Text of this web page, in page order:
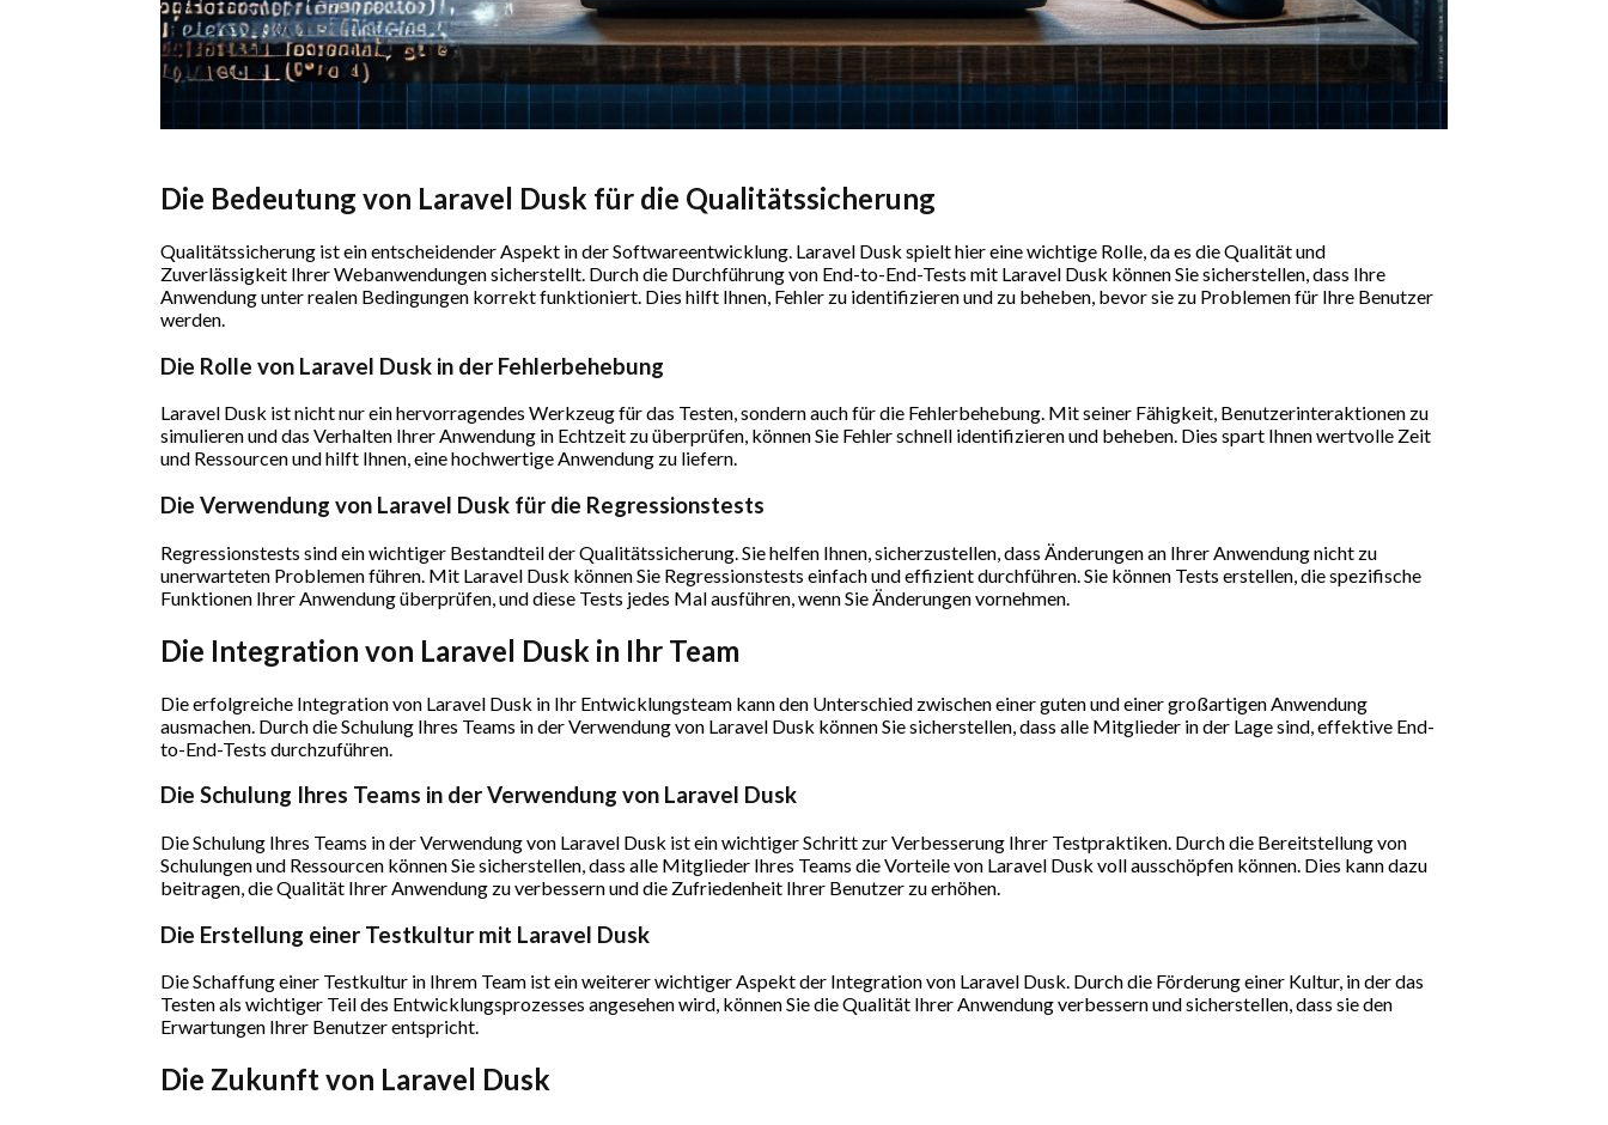
Die Bedeutung von Laravel Dusk für die Qualitätssicherung
Qualitätssicherung ist ein entscheidender Aspekt in der Softwareentwicklung. Laravel Dusk spielt hier eine wichtige Rolle, da es die Qualität und
Zuverlässigkeit Ihrer Webanwendungen sicherstellt. Durch die Durchführung von End-to-End-Tests mit Laravel Dusk können Sie sicherstellen, dass Ihre
Anwendung unter realen Bedingungen korrekt funktioniert. Dies hilft Ihnen, Fehler zu identifizieren und zu beheben, bevor sie zu Problemen für Ihre Benutzer
werden.
Die Rolle von Laravel Dusk in der Fehlerbehebung
Laravel Dusk ist nicht nur ein hervorragendes Werkzeug für das Testen, sondern auch für die Fehlerbehebung. Mit seiner Fähigkeit, Benutzerinteraktionen zu
simulieren und das Verhalten Ihrer Anwendung in Echtzeit zu überprüfen, können Sie Fehler schnell identifizieren und beheben. Dies spart Ihnen wertvolle Zeit
und Ressourcen und hilft Ihnen, eine hochwertige Anwendung zu liefern.
Die Verwendung von Laravel Dusk für die Regressionstests
Regressionstests sind ein wichtiger Bestandteil der Qualitätssicherung. Sie helfen Ihnen, sicherzustellen, dass Änderungen an Ihrer Anwendung nicht zu
unerwarteten Problemen führen. Mit Laravel Dusk können Sie Regressionstests einfach und effizient durchführen. Sie können Tests erstellen, die spezifische
Funktionen Ihrer Anwendung überprüfen, und diese Tests jedes Mal ausführen, wenn Sie Änderungen vornehmen.
Die Integration von Laravel Dusk in Ihr Team
Die erfolgreiche Integration von Laravel Dusk in Ihr Entwicklungsteam kann den Unterschied zwischen einer guten und einer großartigen Anwendung
ausmachen. Durch die Schulung Ihres Teams in der Verwendung von Laravel Dusk können Sie sicherstellen, dass alle Mitglieder in der Lage sind, effektive End-
to-End-Tests durchzuführen.
Die Schulung Ihres Teams in der Verwendung von Laravel Dusk
Die Schulung Ihres Teams in der Verwendung von Laravel Dusk ist ein wichtiger Schritt zur Verbesserung Ihrer Testpraktiken. Durch die Bereitstellung von
Schulungen und Ressourcen können Sie sicherstellen, dass alle Mitglieder Ihres Teams die Vorteile von Laravel Dusk voll ausschöpfen können. Dies kann dazu
beitragen, die Qualität Ihrer Anwendung zu verbessern und die Zufriedenheit Ihrer Benutzer zu erhöhen.
Die Erstellung einer Testkultur mit Laravel Dusk
Die Schaffung einer Testkultur in Ihrem Team ist ein weiterer wichtiger Aspekt der Integration von Laravel Dusk. Durch die Förderung einer Kultur, in der das
Testen als wichtiger Teil des Entwicklungsprozesses angesehen wird, können Sie die Qualität Ihrer Anwendung verbessern und sicherstellen, dass sie den
Erwartungen Ihrer Benutzer entspricht.
Die Zukunft von Laravel Dusk